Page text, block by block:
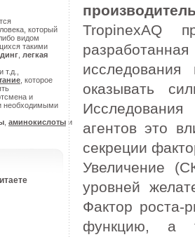
который
видом
такими
легкая
и т.д.,
, которое
и
необходимыми
аминокислоты и
TropinexAQ
оказывать
агентов это
секреции
Увеличение
уровней
Фактор роста-
функцию, а